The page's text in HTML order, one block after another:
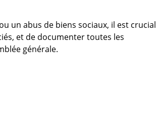
un abus de biens sociaux, il est crucial
et de documenter toutes les
générale.